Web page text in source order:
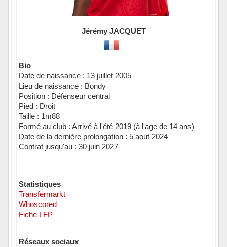
Jérémy JACQUET
Bio
Date de naissance : 13 juillet 2005
Lieu de naissance : Bondy
Position : Défenseur central
Pied : Droit
Taille : 1m88
Formé au club : Arrivé à l'été 2019 (à l'age de 14 ans)
Date de la dernière prolongation : 5 aout 2024
Contrat jusqu'au : 30 juin 2027
Statistiques
Transfermarkt
Whoscored
Fiche LFP
Réseaux sociaux